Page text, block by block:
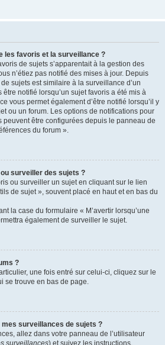
les favoris et la surveillance ?
de sujets s’apparentait à la gestion des
n’étiez pas notifié des mises à jour. Depuis
sujets est similaire à la surveillance d’un
notifié lorsqu’un sujet favoris a été mis à
vous permet également d’être notifié lorsqu’il y
ou un forum. Les options de notifications pour
peuvent être configurées depuis le panneau de
du forum ».
surveiller des sujets ?
ou surveiller un sujet en cliquant sur le lien
de sujet », souvent placé en haut et en bas du
la case du formulaire « M’avertir lorsqu’une
également de surveiller le sujet.
?
une fois entré sur celui-ci, cliquez sur le
se trouve en bas de page.
surveillances de sujets ?
allez dans votre panneau de l’utilisateur